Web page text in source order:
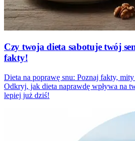
Czy twoja dieta sabotuje twój
fakty!
Dieta na poprawę snu: Poznaj fakty,
Odkryj, jak dieta naprawdę wpływa na
lepiej już dziś!